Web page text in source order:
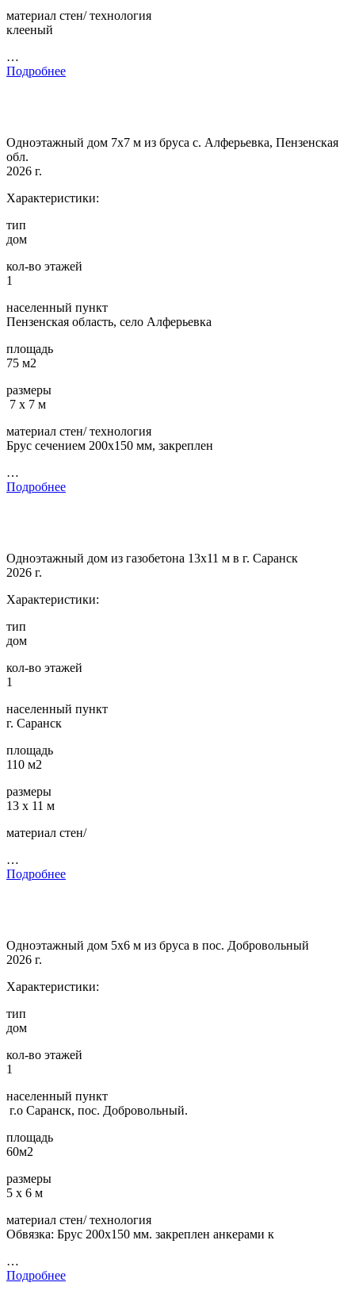
материал стен/ технология
клееный
…
Подробнее
Одноэтажный дом 7х7 м из бруса с. Алферьевка, Пензенская
обл.
2026 г.
Характеристики:
тип
дом
кол-во этажей
1
населенный пункт
Пензенская область, село Алферьевка
площадь
75 м2
размеры
7 х 7 м
материал стен/ технология
Брус сечением 200х150 мм, закреплен
…
Подробнее
Одноэтажный дом из газобетона 13х11 м в г. Саранск
2026 г.
Характеристики:
тип
дом
кол-во этажей
1
населенный пункт
г. Саранск
площадь
110 м2
размеры
13 х 11 м
материал стен/
…
Подробнее
Одноэтажный дом 5х6 м из бруса в пос. Добровольный
2026 г.
Характеристики:
тип
дом
кол-во этажей
1
населенный пункт
г.о Саранск, пос. Добровольный.
площадь
60м2
размеры
5 х 6 м
материал стен/ технология
Обвязка: Брус 200х150 мм. закреплен анкерами к
…
Подробнее